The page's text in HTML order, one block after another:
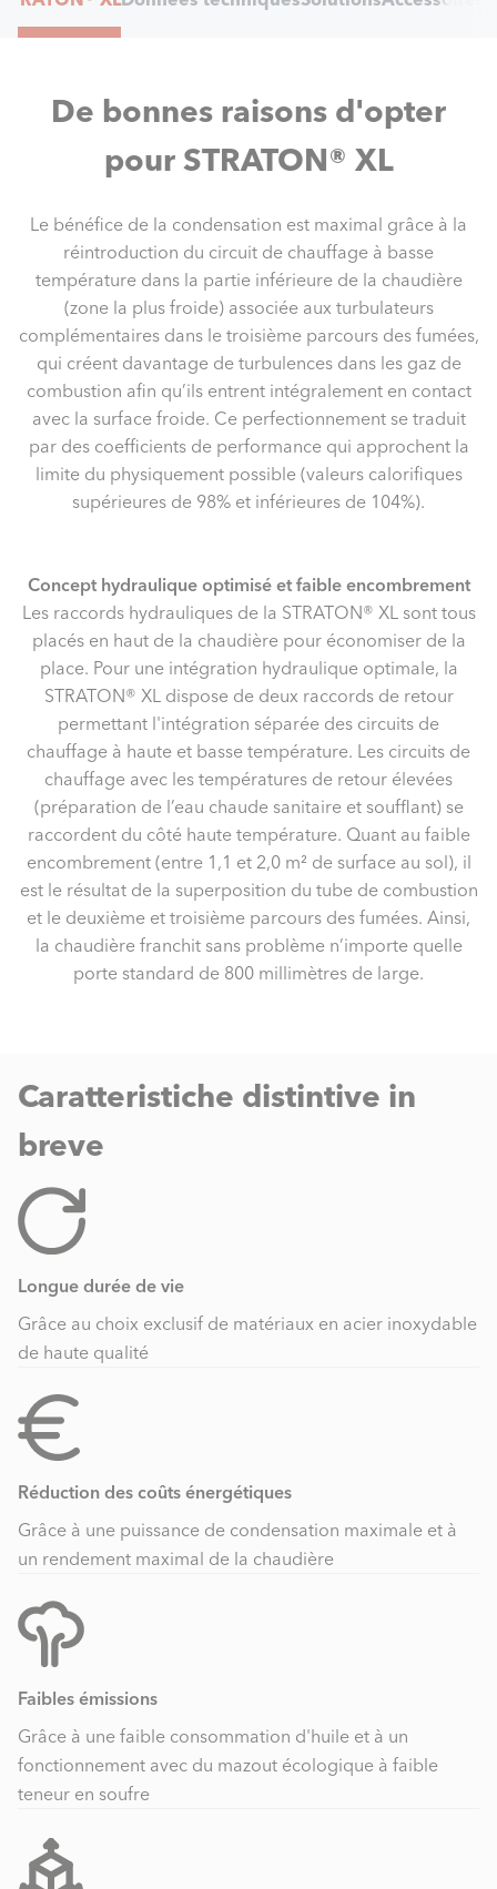
Navigation
De bonnes raisons d'opter
pour STRATON® XL
Le bénéfice de la condensation est maximal grâce à la
réintroduction du circuit de chauffage à basse
température dans la partie inférieure de la chaudière
(zone la plus froide) associée aux turbulateurs
complémentaires dans le troisième parcours des fumées,
qui créent davantage de turbulences dans les gaz de
combustion afin qu’ils entrent intégralement en contact
avec la surface froide. Ce perfectionnement se traduit
par des coefficients de performance qui approchent la
limite du physiquement possible (valeurs calorifiques
supérieures de 98% et inférieures de 104%).
Concept hydraulique optimisé et faible encombrement
Les raccords hydrauliques de la STRATON® XL sont tous
placés en haut de la chaudière pour économiser de la
place. Pour une intégration hydraulique optimale, la
STRATON® XL dispose de deux raccords de retour
permettant l'intégration séparée des circuits de
chauffage à haute et basse température. Les circuits de
chauffage avec les températures de retour élevées
(préparation de l’eau chaude sanitaire et soufflant) se
raccordent du côté haute température. Quant au faible
encombrement (entre 1,1 et 2,0 m² de surface au sol), il
est le résultat de la superposition du tube de combustion
et le deuxième et troisième parcours des fumées. Ainsi,
la chaudière franchit sans problème n’importe quelle
porte standard de 800 millimètres de large.
Caratteristiche distintive in
breve
Longue durée de vie
Grâce au choix exclusif de matériaux en acier inoxydable
de haute qualité
Réduction des coûts énergétiques
Grâce à une puissance de condensation maximale et à
un rendement maximal de la chaudière
Faibles émissions
Grâce à une faible consommation d'huile et à un
fonctionnement avec du mazout écologique à faible
teneur en soufre